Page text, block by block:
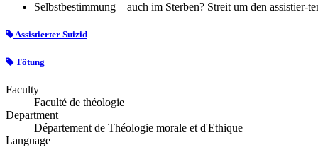
Selbstbestimmung – auch im Sterben? Streit um den
Assistierter Suizid
Tötung
Faculty
Faculté de théologie
Department
Département de Théologie morale et d'Ethique
Language